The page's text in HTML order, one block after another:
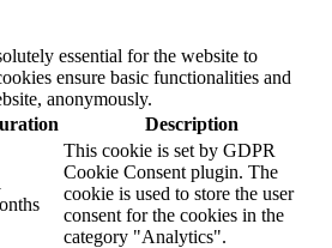
essential for the website to
ensure basic functionalities and
anonymously.
Description
This cookie is set by GDPR
Cookie Consent plugin. The
cookie is used to store the user
consent for the cookies in the
category "Analytics".